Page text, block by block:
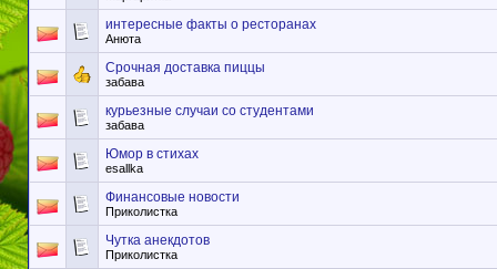
интересные факты о ресторанах
Анюта
Срочная доставка пиццы
забава
курьезные случаи со студентами
забава
Юмор в стихах
esallka
Финансовые новости
Приколистка
Чутка анекдотов
Приколистка